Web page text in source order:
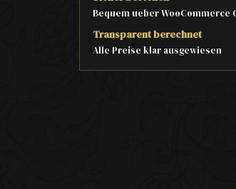
Bequem ueber WooCommerce
Transparent berechnet
Alle Preise klar ausgewiesen